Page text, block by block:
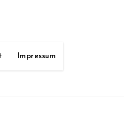
Impressum